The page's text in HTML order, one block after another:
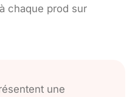
chaque prod sur
une